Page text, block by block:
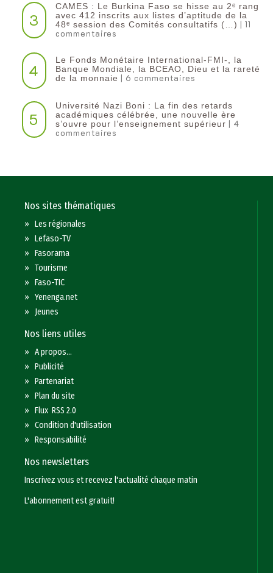
3
CAMES : Le Burkina Faso se hisse au 2ᵉ rang
avec 412 inscrits aux listes d’aptitude de la
48ᵉ session des Comités consultatifs (…) | 11
commentaires
4
Le Fonds Monétaire International-FMI-, la
Banque Mondiale, la BCEAO, Dieu et la rareté
de la monnaie | 6 commentaires
5
Université Nazi Boni : La fin des retards
académiques célébrée, une nouvelle ère
s’ouvre pour l’enseignement supérieur | 4
commentaires
Nos sites thématiques
»Les régionales
»Lefaso-TV
»Fasorama
»Tourisme
»Faso-TIC
»Yenenga.net
» Jeunes
Nos liens utiles
»A propos...
»Publicité
»Partenariat
»Plan du site
»Flux RSS 2.0
»Condition d'utilisation
»Responsabilité
Nos newsletters
Inscrivez vous et recevez l'actualité chaque matin
L'abonnement est gratuit!